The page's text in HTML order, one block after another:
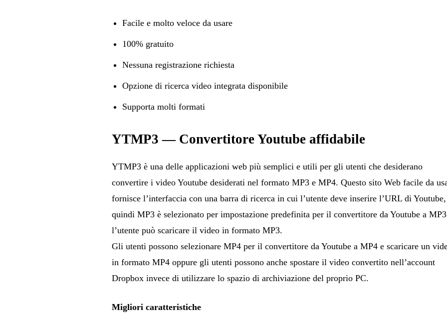
Facile e molto veloce da usare
100% gratuito
Nessuna registrazione richiesta
Opzione di ricerca video integrata disponibile
Supporta molti formati
YTMP3 — Convertitore Youtube affidabile
YTMP3 è una delle applicazioni web più semplici e utili per gli utenti che desiderano
convertire i video Youtube desiderati nel formato MP3 e MP4. Questo sito Web facile da
fornisce l’interfaccia con una barra di ricerca in cui l’utente deve inserire l’URL di Youtube,
quindi MP3 è selezionato per impostazione predefinita per il convertitore da Youtube a
l’utente può scaricare il video in formato MP3.
Gli utenti possono selezionare MP4 per il convertitore da Youtube a MP4 e scaricare un
in formato MP4 oppure gli utenti possono anche spostare il video convertito nell’account
Dropbox invece di utilizzare lo spazio di archiviazione del proprio PC.
Migliori caratteristiche